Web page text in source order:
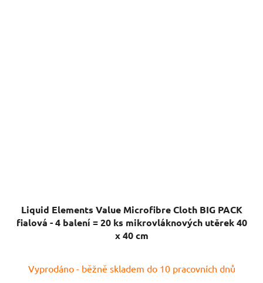
Liquid Elements Value Microfibre Cloth BIG PACK
fialová - 4 balení = 20 ks mikrovláknových utěrek 40
x 40 cm
hodnocení
Vyprodáno - běžně skladem do 10 pracovních dnů